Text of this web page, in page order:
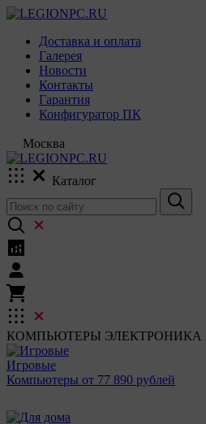
Доставка и оплата
Галерея
Новости
Контакты
Гарантия
Конфигуратор ПК
Москва
Каталог
КОМПЬЮТЕРЫ ЭЛЕКТРОНИКА
Игровые
Компьютеры от 77 890 рублей